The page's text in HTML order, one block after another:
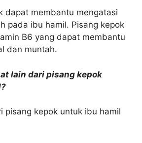
dapat membantu mengatasi
pada ibu hamil. Pisang kepok
B6 yang dapat membantu
dan muntah.
lain dari pisang kepok
pisang kepok untuk ibu hamil